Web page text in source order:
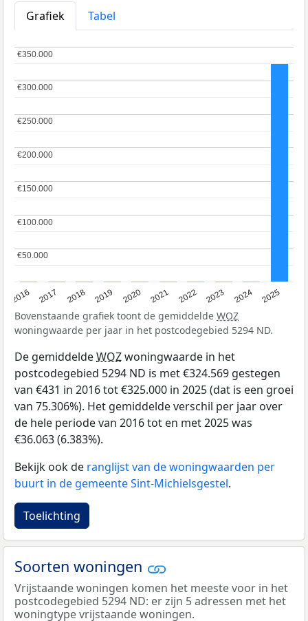
Grafiek
Tabel
2016 2017 2018 2019 2020 2021 2022 2023 2024 2025
€50.000
€50.000
€100.000
€100.000
€150.000
€150.000
€200.000
€200.000
€250.000
€250.000
€300.000
€300.000
€350.000
€350.000
Bovenstaande grafiek toont de gemiddelde WOZ
woningwaarde per jaar in het postcodegebied 5294 ND.
De gemiddeldeWOZwoningwaarde in het
postcodegebied 5294 ND is met €324.569 gestegen
van €431 in 2016 tot €325.000 in 2025 (dat is een groei
van 75.306%). Het gemiddelde verschil per jaar over
de hele periode van 2016 tot en met 2025 was
€36.063 (6.383%).
Bekijk ook de ranglijst van de woningwaarden per
buurt in de gemeente Sint-Michielsgestel.
Toelichting
Soorten woningen
Vrijstaande woningen komen het meeste voor in het
postcodegebied 5294 ND: er zijn 5 adressen met het
woningtype vrijstaande woningen.